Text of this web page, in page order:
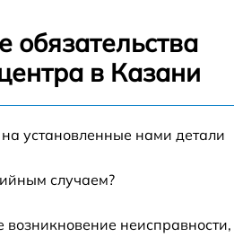
обязательства
в Казани
на установленные нами детали
случаем?
возникновение неисправности,